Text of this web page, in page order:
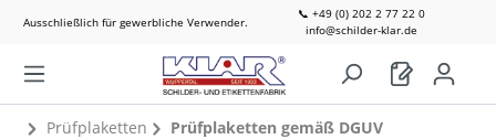
Ausschließlich für gewerbliche Verwender.
📞 +49 (0) 202 2 77 22 0
info@schilder-klar.de
Prüfplaketten Prüfplaketten gemäß DGUV